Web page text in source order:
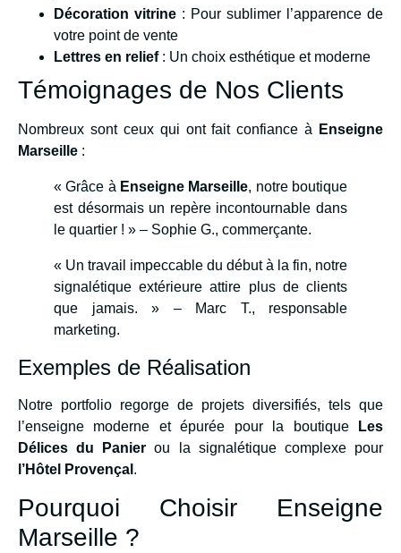
Décoration vitrine : Pour sublimer l’apparence de
votre point de vente
Lettres en relief: Un choix esthétique et moderne
Témoignages de Nos Clients
Nombreux sont ceux qui ont fait confiance à
Enseigne
Marseille :
« Grâce à Enseigne Marseille, notre boutique
est désormais un repère incontournable dans
le quartier ! » – Sophie G., commerçante.
« Un travail impeccable du début à la fin, notre
signalétique extérieure attire plus de clients
que jamais. » – Marc T., responsable
marketing.
Exemples de Réalisation
Notre portfolio regorge de projets diversifiés, tels que
l’enseigne moderne et épurée pour la boutique
Les
Délices du Panier ou la signalétique complexe pour
l’Hôtel Provençal .
Pourquoi Choisir Enseigne
Marseille ?